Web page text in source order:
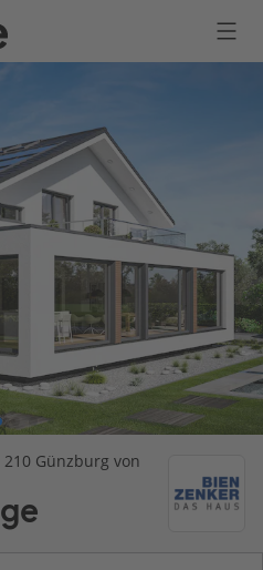
210 Günzburg von